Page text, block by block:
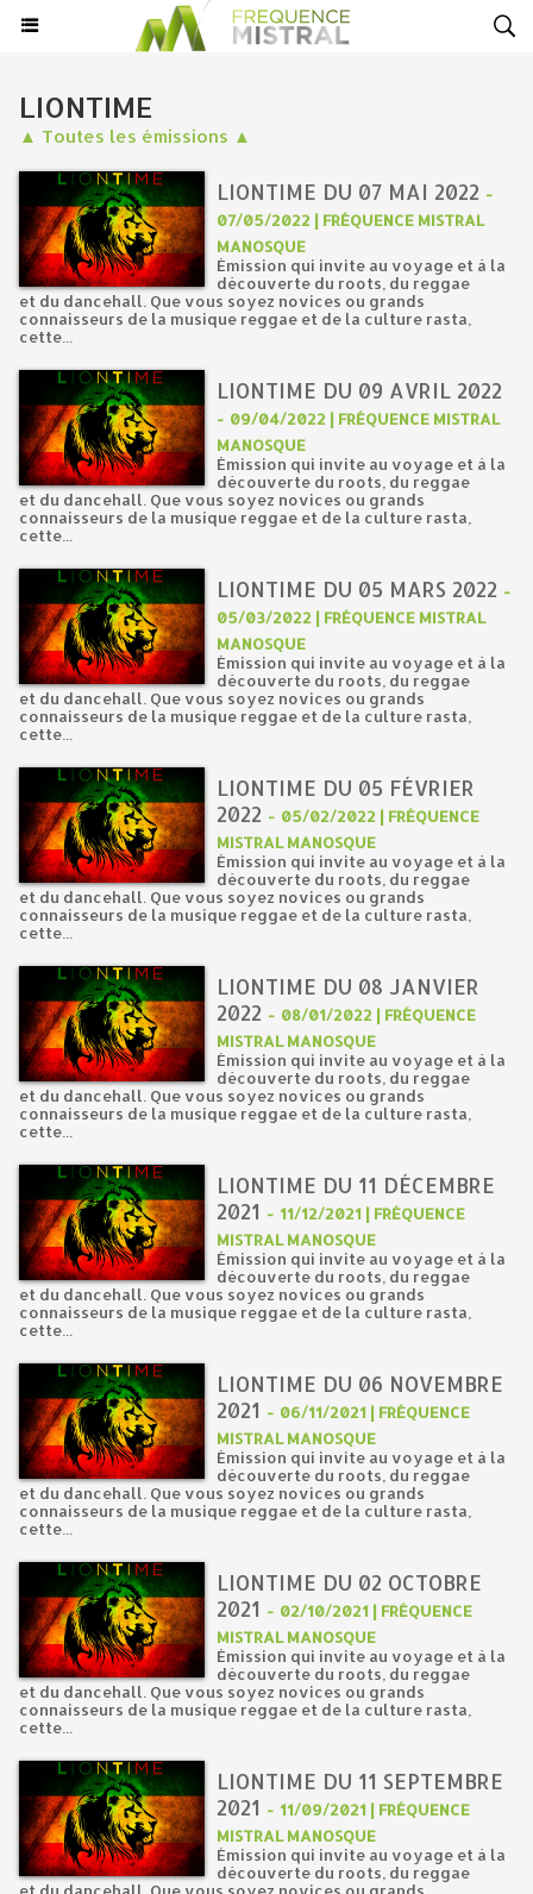
LIONTIME
▲ Toutes les émissions ▲
LIONTIME DU 07 MAI 2022 -
07/05/2022 | FRÉQUENCE MISTRAL
MANOSQUE
Émission qui invite au voyage et à la
découverte du roots, du reggae
et du dancehall. Que vous soyez novices ou grands
connaisseurs de la musique reggae et de la culture rasta,
cette...
LIONTIME DU 09 AVRIL 2022
- 09/04/2022 | FRÉQUENCE MISTRAL
MANOSQUE
Émission qui invite au voyage et à la
découverte du roots, du reggae
et du dancehall. Que vous soyez novices ou grands
connaisseurs de la musique reggae et de la culture rasta,
cette...
LIONTIME DU 05 MARS 2022 -
05/03/2022 | FRÉQUENCE MISTRAL
MANOSQUE
Émission qui invite au voyage et à la
découverte du roots, du reggae
et du dancehall. Que vous soyez novices ou grands
connaisseurs de la musique reggae et de la culture rasta,
cette...
LIONTIME DU 05 FÉVRIER
2022 - 05/02/2022 | FRÉQUENCE
MISTRAL MANOSQUE
Émission qui invite au voyage et à la
découverte du roots, du reggae
et du dancehall. Que vous soyez novices ou grands
connaisseurs de la musique reggae et de la culture rasta,
cette...
LIONTIME DU 08 JANVIER
2022 - 08/01/2022 | FRÉQUENCE
MISTRAL MANOSQUE
Émission qui invite au voyage et à la
découverte du roots, du reggae
et du dancehall. Que vous soyez novices ou grands
connaisseurs de la musique reggae et de la culture rasta,
cette...
LIONTIME DU 11 DÉCEMBRE
2021 - 11/12/2021 | FRÉQUENCE
MISTRAL MANOSQUE
Émission qui invite au voyage et à la
découverte du roots, du reggae
et du dancehall. Que vous soyez novices ou grands
connaisseurs de la musique reggae et de la culture rasta,
cette...
LIONTIME DU 06 NOVEMBRE
2021 - 06/11/2021 | FRÉQUENCE
MISTRAL MANOSQUE
Émission qui invite au voyage et à la
découverte du roots, du reggae
et du dancehall. Que vous soyez novices ou grands
connaisseurs de la musique reggae et de la culture rasta,
cette...
LIONTIME DU 02 OCTOBRE
2021 - 02/10/2021 | FRÉQUENCE
MISTRAL MANOSQUE
Émission qui invite au voyage et à la
découverte du roots, du reggae
et du dancehall. Que vous soyez novices ou grands
connaisseurs de la musique reggae et de la culture rasta,
cette...
LIONTIME DU 11 SEPTEMBRE
2021 - 11/09/2021 | FRÉQUENCE
MISTRAL MANOSQUE
Émission qui invite au voyage et à la
découverte du roots, du reggae